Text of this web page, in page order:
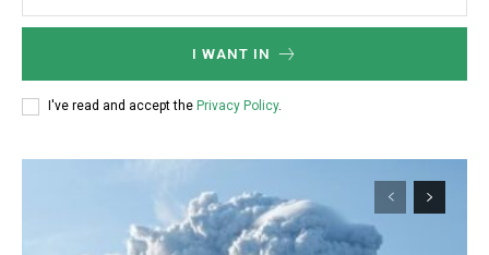
I WANT IN
I've read and accept the Privacy Policy.